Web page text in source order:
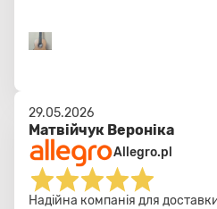
Матвійчук Вероніка
29.05.2026
Allegro.pl
Надійна компанія для